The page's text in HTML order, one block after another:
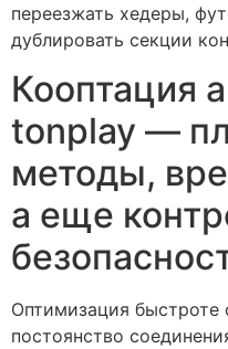
переезжать хедеры,
дублировать секции
Кооптация
tonplay —
методы,
а еще
Оптимизация быстроте
постоянство